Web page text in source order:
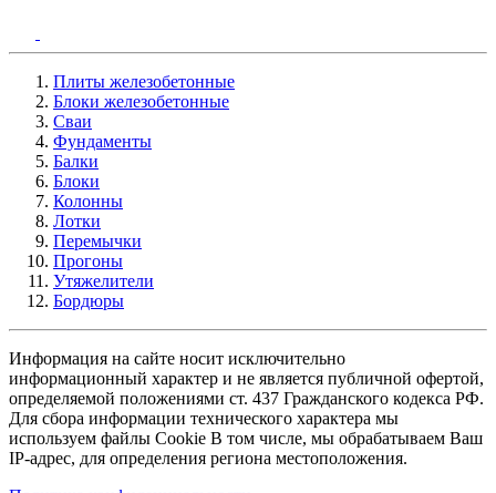
Плиты железобетонные
Блоки железобетонные
Сваи
Фундаменты
Балки
Блоки
Колонны
Лотки
Перемычки
Прогоны
Утяжелители
Бордюры
Информация на сайте носит исключительно
информационный характер и не является публичной офертой,
определяемой положениями ст. 437 Гражданского кодекса РФ.
Для сбора информации технического характера мы
используем файлы Cookie В том числе, мы обрабатываем Ваш
IP-адрес, для определения региона местоположения.